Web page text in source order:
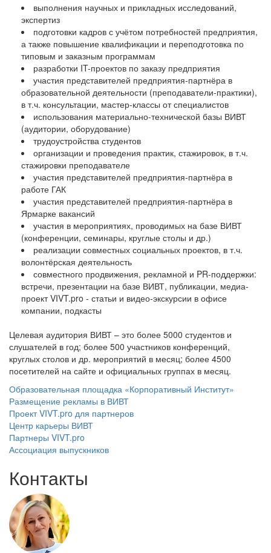
выполнения научных и прикладных исследований,
экспертиз
подготовки кадров с учётом потребностей предприятия,
а также повышение квалификации и переподготовка по
типовым и заказным программам
разработки IT-проектов по заказу предприятия
участия представителей предприятия-партнёра в
образовательной деятельности (преподаватели-практики),
в т.ч. консультации, мастер-классы от специалистов
использования материально-технической базы ВИВТ
(аудитории, оборудование)
трудоустройства студентов
организации и проведения практик, стажировок, в т.ч.
стажировки преподавателе
участия представителей предприятия-партнёра в
работе ГАК
участия представителей предприятия-партнёра в
Ярмарке вакансий
участия в мероприятиях, проводимых на базе ВИВТ
(конференции, семинары, круглые столы и др.)
реализации совместных социальных проектов, в т.ч.
волонтёрская деятельность
совместного продвижения, рекламной и PR-поддержки:
встречи, презентации на базе ВИВТ, публикации, медиа-
проект VIVT.pro - статьи и видео-экскурсии в офисе
компании, подкасты
Целевая аудитория ВИВТ – это более 5000 студентов и
слушателей в год; более 500 участников конференций,
круглых столов и др. мероприятий в месяц; более 4500
посетителей на сайте и официальных группах в месяц.
Образовательная площадка «Корпоративный Институт»
Размещение рекламы в ВИВТ
Проект VIVT.pro для партнеров
Центр карьеры ВИВТ
Партнеры VIVT.pro
Ассоциация выпускников
Контакты